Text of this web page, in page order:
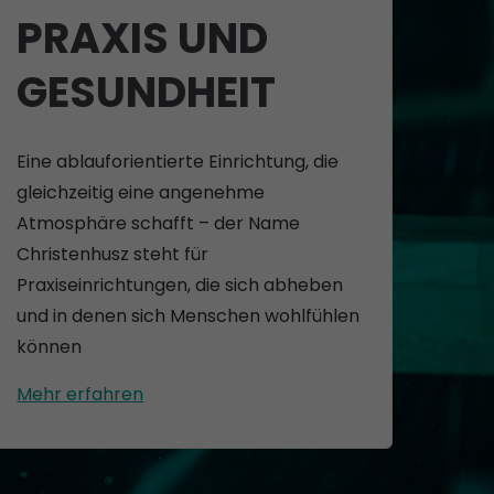
PRAXIS UND
GESUNDHEIT
Eine ablauforientierte Einrichtung, die
gleichzeitig eine angenehme
Atmosphäre schafft – der Name
Christenhusz steht für
Praxiseinrichtungen, die sich abheben
und in denen sich Menschen wohlfühlen
können
Mehr erfahren